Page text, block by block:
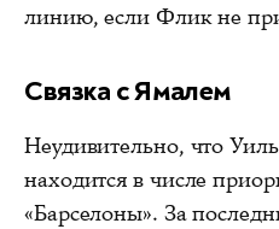
линию, если Флик не
Связка с Ямалем
Неудивительно, что
находится в числе
«Барселоны». За